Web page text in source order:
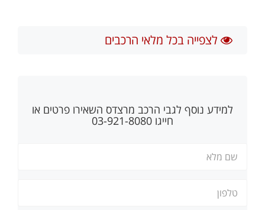
לצפייה בכל מלאי הרכבים
למידע נוסף לגבי הרכב מרצדס השאירו פרטים או
חייגו 03-921-8080